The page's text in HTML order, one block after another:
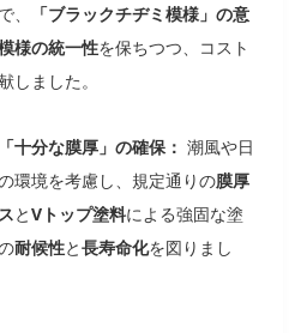
、
「ブラックチヂミ模様」の意
様の統一性を保ちつつ、コスト
しました。
十分な膜厚」の確保： 潮風や日
環境を考慮し、規定通りの膜厚
とVトップ塗料による強固な塗
耐候性と長寿命化を図りまし